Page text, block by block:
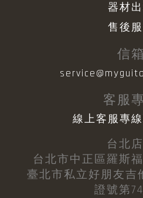
器材
售後
信箱
客服
線上客服專
台北店
台北市中正區羅斯
臺北市私立好朋友吉
證號第